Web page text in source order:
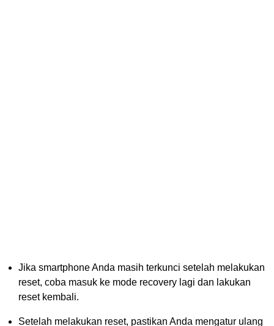
Jika smartphone Anda masih terkunci setelah melakukan
reset, coba masuk ke mode recovery lagi dan lakukan
reset kembali.
Setelah melakukan reset, pastikan Anda mengatur ulang